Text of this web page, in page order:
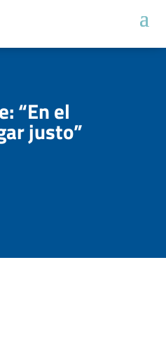
“En el
justo”